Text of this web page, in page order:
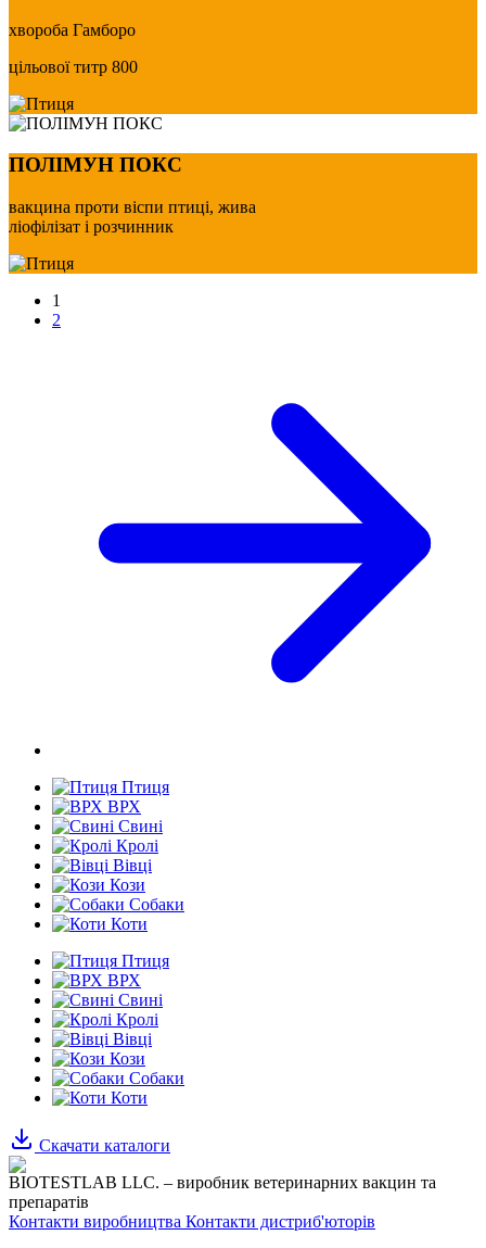
хвороба Гамборо
цільової титр 800
ПОЛІМУН ПОКС
вакцина проти віспи птиці, жива
ліофілізат і розчинник
1
2
Птиця
ВРХ
Свині
Кролі
Вівці
Кози
Собаки
Коти
Птиця
ВРХ
Свині
Кролі
Вівці
Кози
Собаки
Коти
Скачати каталоги
BIOTESTLAB LLC. – виробник ветеринарних вакцин та
препаратів
Контакти виробництва Контакти дистриб'юторів